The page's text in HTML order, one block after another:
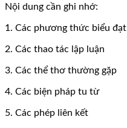
Nội dung cần ghi nhớ:
1. Các phương thức biểu đạt
2. Các thao tác lập luận
3. Các thể thơ thường gặp
4. Các biện pháp tu từ
5. Các phép liên kết